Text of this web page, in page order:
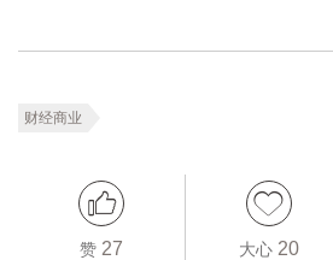
财经商业
赞 27 大心 20